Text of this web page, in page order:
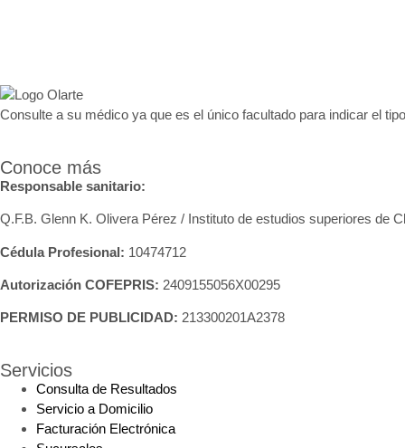
Consulte a su médico ya que es el único facultado para indicar el
Conoce más
Responsable sanitario:
Q.F.B. Glenn K. Olivera Pérez / Instituto de estudios superiores de
Cédula Profesional: 10474712
Autorización COFEPRIS: 2409155056X00295
PERMISO DE PUBLICIDAD: 213300201A2378
Servicios
Consulta de Resultados
Servicio a Domicilio
Facturación Electrónica